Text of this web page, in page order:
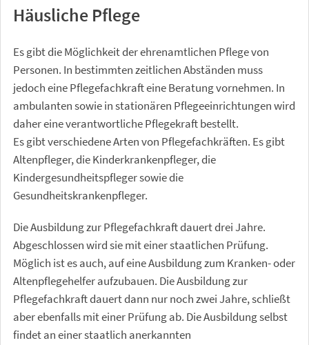
Häusliche Pflege
Es gibt die Möglichkeit der ehrenamtlichen Pflege von
Personen. In bestimmten zeitlichen Abständen muss
jedoch eine Pflegefachkraft eine Beratung vornehmen. In
ambulanten sowie in stationären Pflegeeinrichtungen wird
daher eine verantwortliche Pflegekraft bestellt.
Es gibt verschiedene Arten von Pflegefachkräften. Es gibt
Altenpfleger, die Kinderkrankenpfleger, die
Kindergesundheitspfleger sowie die
Gesundheitskrankenpfleger.
Die Ausbildung zur Pflegefachkraft dauert drei Jahre.
Abgeschlossen wird sie mit einer staatlichen Prüfung.
Möglich ist es auch, auf eine Ausbildung zum Kranken- oder
Altenpflegehelfer aufzubauen. Die Ausbildung zur
Pflegefachkraft dauert dann nur noch zwei Jahre, schließt
aber ebenfalls mit einer Prüfung ab. Die Ausbildung selbst
findet an einer staatlich anerkannten